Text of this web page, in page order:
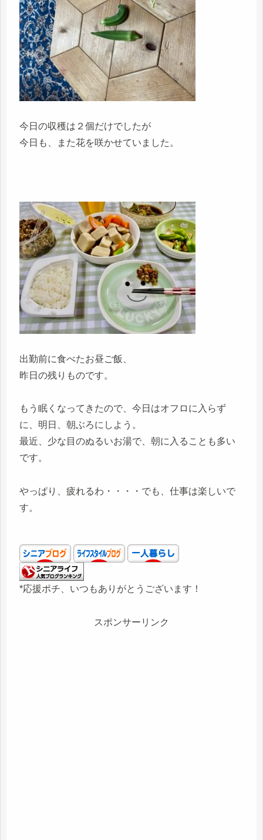
今日の収穫は２個だけでしたが
今日も、また花を咲かせていました。
出勤前に食べたお昼ご飯、
昨日の残りものです。
もう眠くなってきたので、今日はオフロに入らず
に、明日、朝ぶろにしよう。
最近、少な目のぬるいお湯で、朝に入ることも多い
です。
やっぱり、疲れるわ・・・・でも、仕事は楽しいで
す。
*応援ポチ、いつもありがとうございます！
スポンサーリンク